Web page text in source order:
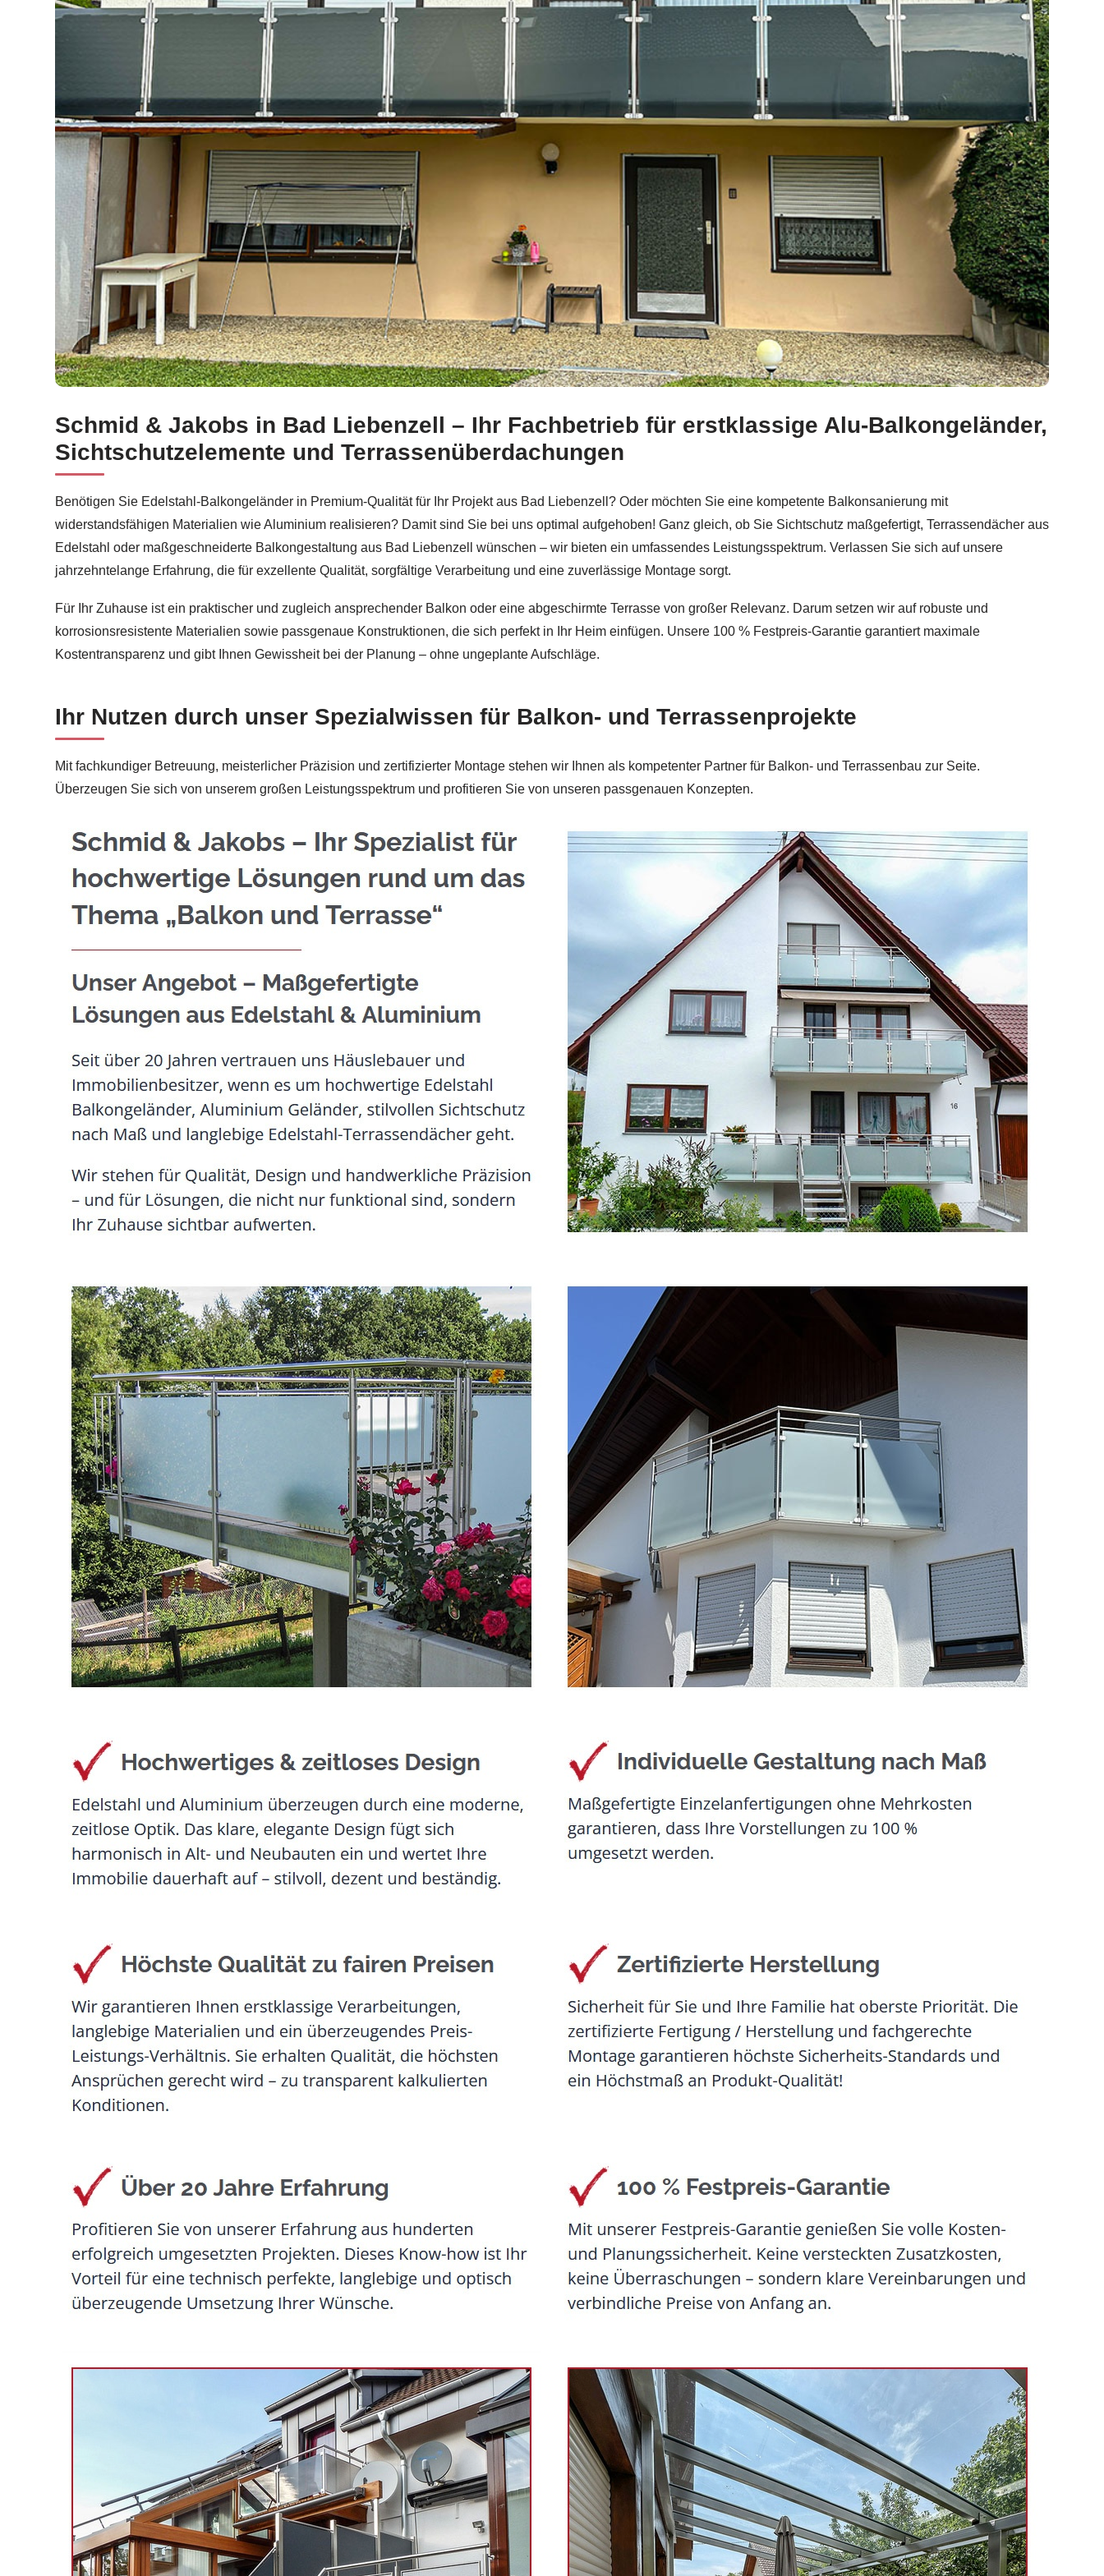
Professionelle Balkonsanierung für Bad Liebenzell beiSchmid & Jakobs sowie ✓Edelstahl Terrassendach, Balkongeländer, Aluminium Geländerbau, Sichtschutz
Schmid & Jakobs in Bad Liebenzell – Ihr Fachbetrieb für erstklassige Alu-Balkongeländer,
Sichtschutzelemente und Terrassenüberdachungen
Benötigen Sie Edelstahl-Balkongeländer in Premium-Qualität für Ihr Projekt aus Bad Liebenzell? Oder möchten Sie eine kompetente Balkonsanierung mit
widerstandsfähigen Materialien wie Aluminium realisieren? Damit sind Sie bei uns optimal aufgehoben! Ganz gleich, ob Sie Sichtschutz maßgefertigt, Terrassendächer aus
Edelstahl oder maßgeschneiderte Balkongestaltung aus Bad Liebenzell wünschen – wir bieten ein umfassendes Leistungsspektrum. Verlassen Sie sich auf unsere
jahrzehntelange Erfahrung, die für exzellente Qualität, sorgfältige Verarbeitung und eine zuverlässige Montage sorgt.
Für Ihr Zuhause ist ein praktischer und zugleich ansprechender Balkon oder eine abgeschirmte Terrasse von großer Relevanz. Darum setzen wir auf robuste und
korrosionsresistente Materialien sowie passgenaue Konstruktionen, die sich perfekt in Ihr Heim einfügen. Unsere 100 % Festpreis-Garantie garantiert maximale
Kostentransparenz und gibt Ihnen Gewissheit bei der Planung – ohne ungeplante Aufschläge.
Ihr Nutzen durch unser Spezialwissen für Balkon- und Terrassenprojekte
Mit fachkundiger Betreuung, meisterlicher Präzision und zertifizierter Montage stehen wir Ihnen als kompetenter Partner für Balkon- und Terrassenbau zur Seite.
Überzeugen Sie sich von unserem großen Leistungsspektrum und profitieren Sie von unseren passgenauen Konzepten.